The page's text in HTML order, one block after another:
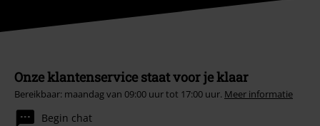
Onze klantenservice staat voor je klaar
Bereikbaar: maandag van 09:00 uur tot 17:00 uur. Meer informatie
Begin chat